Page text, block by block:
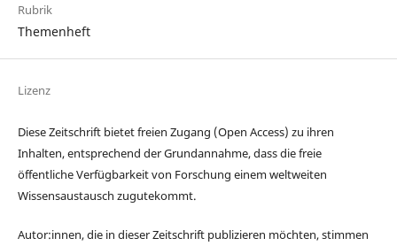
Rubrik
Themenheft
Lizenz
Diese Zeitschrift bietet freien Zugang (Open Access) zu ihren
Inhalten, entsprechend der Grundannahme, dass die freie
öffentliche Verfügbarkeit von Forschung einem weltweiten
Wissensaustausch zugutekommt.
Autor:innen, die in dieser Zeitschrift publizieren möchten, stimmen